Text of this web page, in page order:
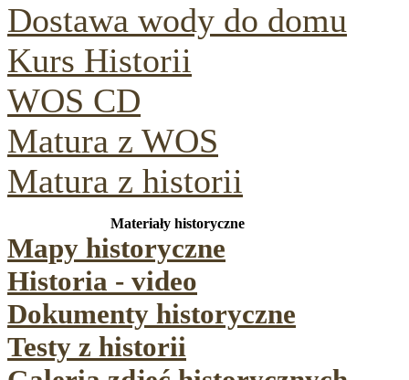
Dostawa wody do domu
Kurs Historii
WOS CD
Matura z WOS
Matura z historii
Materiały historyczne
Mapy historyczne
Historia - video
Dokumenty historyczne
Testy z historii